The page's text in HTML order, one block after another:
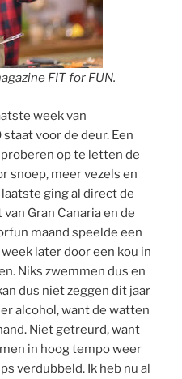
FIT for FUN.
week van
voor de deur. Een
op te letten de
snoep, meer vezels en
ging al direct de
Gran Canaria en de
maand speelde een
later door een kou in
Niks zwemmen dus en
dus niet zeggen dit jaar
alcohol, want de watten
Niet getreurd, want
in hoog tempo weer
verdubbeld. Ik heb nu al